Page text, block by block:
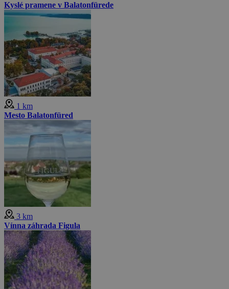
Kyslé pramene v Balatonfürede
1 km
Mesto Balatonfüred
3 km
Vínna záhrada Figula